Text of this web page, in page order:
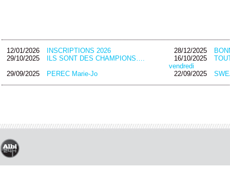
12/01/2026 INSCRIPTIONS 2026 28/12/2025
29/10/2025
ILS SONT DES CHAMPIONS…. 16/10/2025
vendredi
29/09/2025
PEREC Marie-Jo 22/09/2025